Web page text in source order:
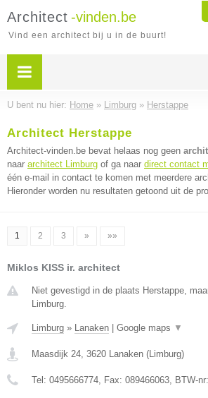
Architect -vinden.be
Vind een architect bij u in de buurt!
U bent nu hier: Home » Limburg » Herstappe
Architect Herstappe
Architect-vinden.be bevat helaas nog geen
naar architect Limburg of ga naar direct contact
één e-mail in contact te komen met meerdere
Hieronder worden nu resultaten getoond uit de
1 2 3 » »»
Miklos KISS ir. architect
Niet gevestigd in de plaats Herstappe,
Limburg.
Limburg » Lanaken Google maps ▼
Maasdijk 24, 3620 Lanaken (Limburg)
Tel: 0495666774, Fax: 089466063, BTW-nr: